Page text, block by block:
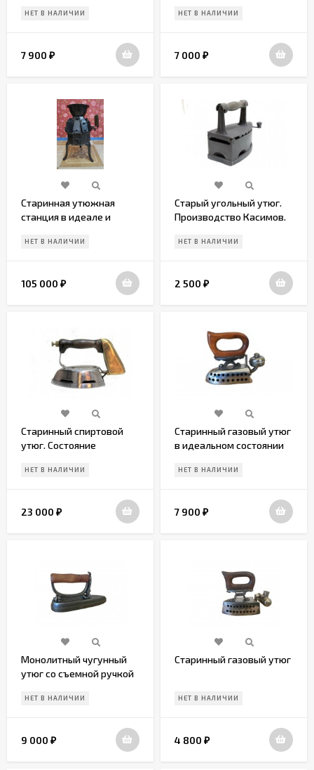
НЕТ В НАЛИЧИИ
7 900 ₽
НЕТ В НАЛИЧИИ
7 000 ₽
Старинная утюжная
станция в идеале и
Настоящий ЭКСКЛЮЗИВ
НЕТ В НАЛИЧИИ
105 000 ₽
Старый угольный утюг.
Производство Касимов.
НЕТ В НАЛИЧИИ
2 500 ₽
Старинный спиртовой
утюг. Состояние
НЕТ В НАЛИЧИИ
23 000 ₽
Старинный газовый утюг
в идеальном состоянии
НЕТ В НАЛИЧИИ
7 900 ₽
Монолитный чугунный
утюг со съемной ручкой
НЕТ В НАЛИЧИИ
9 000 ₽
Старинный газовый утюг
НЕТ В НАЛИЧИИ
4 800 ₽